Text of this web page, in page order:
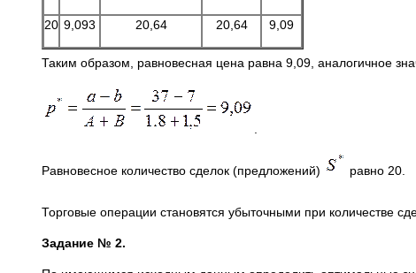
20 9,093 20,64 20,64 9,09
Таким образом, равновесная цена равна 9,09, аналогичное
Равновесное количество сделок (предложений) равно 20.
Торговые операции становятся убыточными при количестве
Задание № 2.